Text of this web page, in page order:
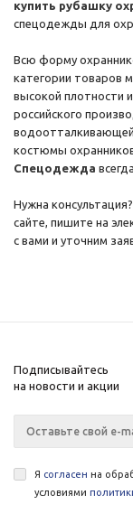
купить рубашку
спецодежды для
Всю форму
категории товаров
высокой плотности
российского
костюмы
Спецодежда
Нужна
сайте, пишите на
с вами и уточним
Подписывайтесь
на новости и акции
Я согласен на
условиями